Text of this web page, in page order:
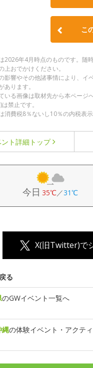
こ
2026年4月時点のものです。随
上おでかけください。
影響やその他諸事情により、イ
あります。
いる画像は取材先から本ページ
禁止です。
消費税8％ないし10％の内税表示
ト詳細 トップ
今日 35℃／31℃
X(旧Twitter)で
る
のGWイベント一覧へ
縄の体験イベント・アクテ